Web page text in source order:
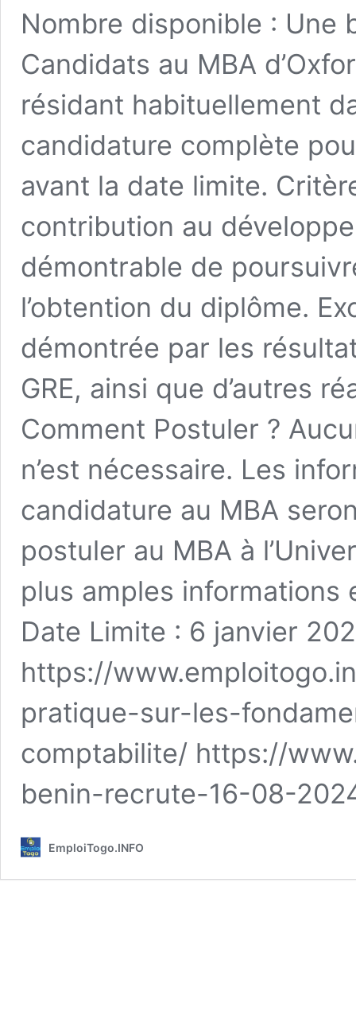
Nombre disponible : Une
Candidats au MBA
résidant habituellement
candidature complète
avant la date limite.
contribution au
démontrable de
l’obtention du diplôme.
démontrée par les
GRE, ainsi que d’autres
Comment Postuler ?
n’est nécessaire. Les
candidature au MBA
postuler au MBA à
plus amples informations
Date Limite : 6 janvier
https://
pratique-sur-les-
comptabilite/ https://
benin-recrute-16-08-
EmploiTogo.INFO